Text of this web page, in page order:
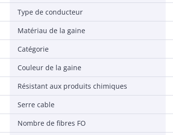
Type de conducteur
Matériau de la gaine
Catégorie
Couleur de la gaine
Résistant aux produits chimiques
Serre cable
Nombre de fibres FO